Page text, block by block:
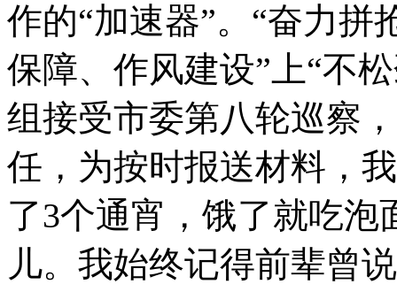
作的“加速器”。“奋力拼
保障、作风建设”上“不
组接受市委第八轮巡察
任，为按时报送材料，
了3个通宵，饿了就吃
儿。我始终记得前辈曾